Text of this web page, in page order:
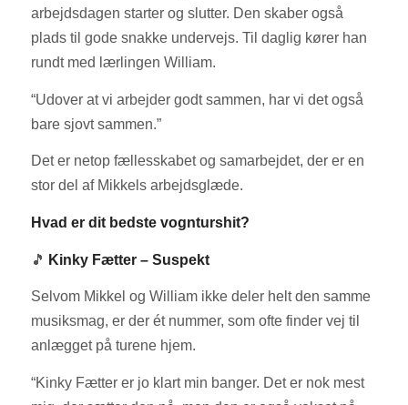
arbejdsdagen starter og slutter. Den skaber også
plads til gode snakke undervejs. Til daglig kører han
rundt med lærlingen William.
“Udover at vi arbejder godt sammen, har vi det også
bare sjovt sammen.”
Det er netop fællesskabet og samarbejdet, der er en
stor del af Mikkels arbejdsglæde.
Hvad er dit bedste vognturshit?
🎵 Kinky Fætter – Suspekt
Selvom Mikkel og William ikke deler helt den samme
musiksmag, er der ét nummer, som ofte finder vej til
anlægget på turene hjem.
“Kinky Fætter er jo klart min banger. Det er nok mest